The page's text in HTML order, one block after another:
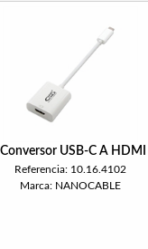
USB-C A HDMI
Referencia: 10.16.4102
Marca: NANOCABLE